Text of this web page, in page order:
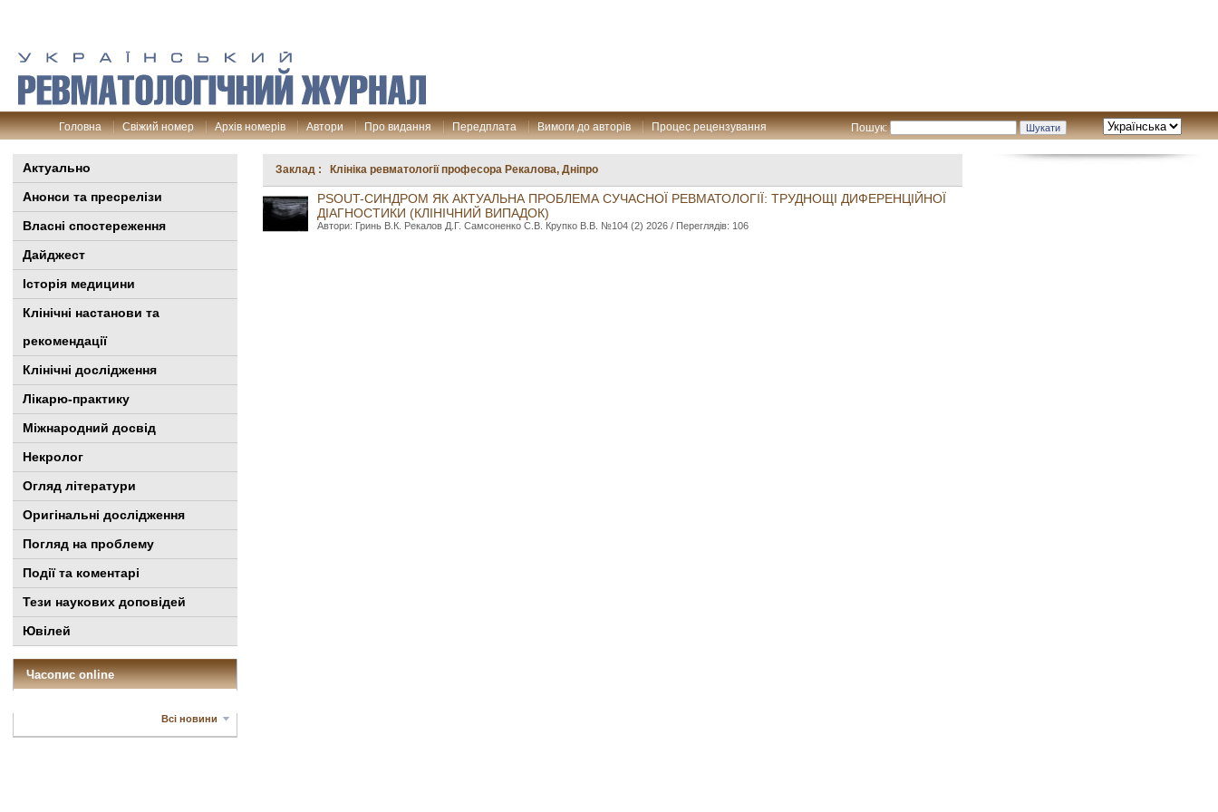
Пошук:
Головна Свіжий номер Архів номерів Автори Про видання Передплата Вимоги до авторів Процес рецензування
Актуально
Анонси та пресрелізи
Власні спостереження
Дайджест
Історія медицини
Клінiчні настанови та
рекомендації
Клінічні дослідження
Лікарю-практику
Міжнародний досвід
Некролог
Огляд літератури
Оригінальні дослідження
Погляд на проблему
Події та коментарі
Тези наукових доповідей
Ювілей
Часопис online
Всі новини
Заклад : Клініка ревматології професора Рекалова, Дніпро
PSOUT-СИНДРОМ ЯК АКТУАЛЬНА ПРОБЛЕМА СУЧАСНОЇ РЕВМАТОЛОГІЇ: ТРУДНОЩІ ДИФЕРЕНЦІЙНОЇ
ДІАГНОСТИКИ (КЛІНІЧНИЙ ВИПАДОК)
Автори: Гринь В.К. Рекалов Д.Г. Самсоненко С.В. Крупко В.В. №104 (2) 2026 / Переглядів: 106